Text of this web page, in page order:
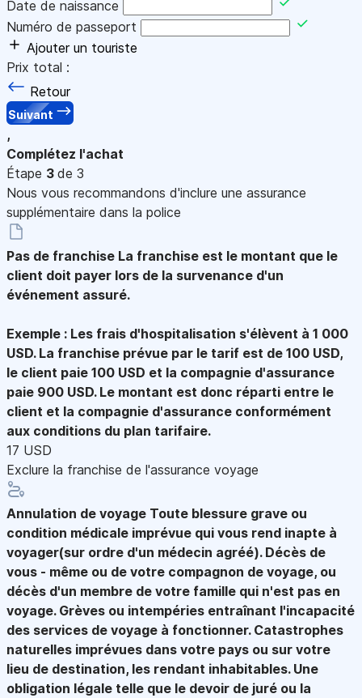
Date de naissance
Numéro de passeport
Ajouter un touriste
Prix total :
Retour
Suivant
,
Complétez l'achat
Étape 3 de 3
Nous vous recommandons d'inclure une assurance
supplémentaire dans la police
Pas de franchise La franchise est le montant que le
client doit payer lors de la survenance d'un
événement assuré.
Exemple : Les frais d'hospitalisation s'élèvent à 1 000
USD. La franchise prévue par le tarif est de 100 USD,
le client paie 100 USD et la compagnie d'assurance
paie 900 USD. Le montant est donc réparti entre le
client et la compagnie d'assurance conformément
aux conditions du plan tarifaire.
17 USD
Exclure la franchise de l'assurance voyage
Annulation de voyage Toute blessure grave ou
condition médicale imprévue qui vous rend inapte à
voyager(sur ordre d'un médecin agréé). Décès de
vous - même ou de votre compagnon de voyage, ou
décès d'un membre de votre famille qui n'est pas en
voyage. Grèves ou intempéries entraînant l'incapacité
des services de voyage à fonctionner. Catastrophes
naturelles imprévues dans votre pays ou sur votre
lieu de destination, les rendant inhabitables. Une
obligation légale telle que le devoir de juré ou la